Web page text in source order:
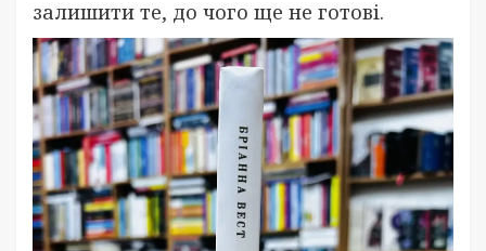
залишити те, до чого ще не готові.